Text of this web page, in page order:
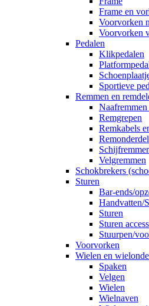
Frame en
Voorvorken
Voorvorken
Pedalen
Klikpedalen
Sportieve
Remmen en
Remgrepen
Remkabels
Velgremmen
Schokbrekers
Sturen
Bar-ends/
Handvatten/
Sturen
Sturen
Stuurpen/
Voorvorken
Wielen en
Spaken
Velgen
Wielen
Wielnaven